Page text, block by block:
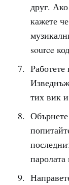
друг.
кажете
source
тих вик